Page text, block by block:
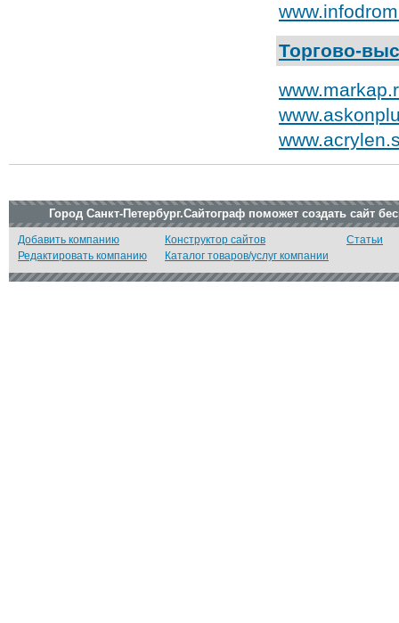
Торгово-
Город Санкт-Петербург.Сайтограф поможет создать сайт
Добавить компанию
Редактировать компанию
Конструктор сайтов
Каталог товаров/услуг компании
Статьи